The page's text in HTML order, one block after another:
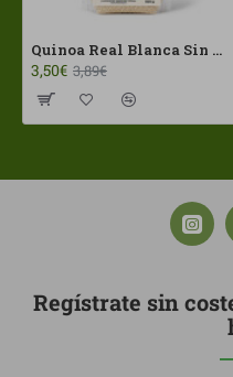
Quinoa Real Blanca Sin Gluten 500g Linverd ECO
3,50€ 3,89€
Regístrate sin